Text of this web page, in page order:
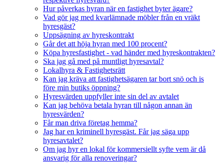
Hur påverkas hyran när en fastighet byter ägare?
Vad gör jag med kvarlämnade möbler från en vräkt
hyresgäst?
Uppsägning av hyreskontrakt
Går det att höja hyran med 100 procent?
Köpa hyresfastighet - vad händer med hyreskontrakten?
Ska jag gå med på muntligt hyresavtal?
Lokalhyra & Fastighetsrätt
Kan jag kräva att fastighetsägaren tar bort snö och is
före min butiks öppning?
Hyresvärden uppfyller inte sin del av avtalet
Kan jag behöva betala hyran till någon annan än
hyresvärden?
Får man driva företag hemma?
Jag har en kriminell hyresgäst. Får jag säga upp
hyresavtalet?
Om jag hyr en lokal för kommersiellt syfte vem är då
ansvarig för alla renoveringar?